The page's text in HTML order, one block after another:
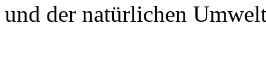
und der natürlichen